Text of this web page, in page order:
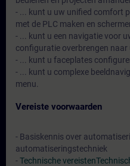
- ... kunt u uw unified comfort
met de PLC maken en
- ... kunt u een navigatie voor
configuratie overbrengen naar
- ... kunt u faceplates
- ... kunt u complexe
menu.
Vereiste voorwaarden
- Basiskennis over
automatiseringstechniek
-Technische vereisten